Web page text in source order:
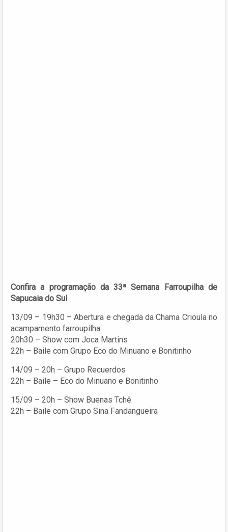
Confira a programação da 33ª Semana Farroupilha de
Sapucaia do Sul
13/09 – 19h30 – Abertura e chegada da Chama Crioula no
acampamento farroupilha
20h30 – Show com Joca Martins
22h – Baile com Grupo Eco do Minuano e Bonitinho
14/09 – 20h – Grupo Recuerdos
22h – Baile – Eco do Minuano e Bonitinho
15/09 – 20h – Show Buenas Tchê
22h – Baile com Grupo Sina Fandangueira